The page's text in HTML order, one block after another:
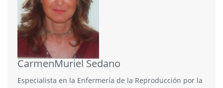
CarmenMuriel Sedano
Especialista en la Enfermería de la Reproducción por la